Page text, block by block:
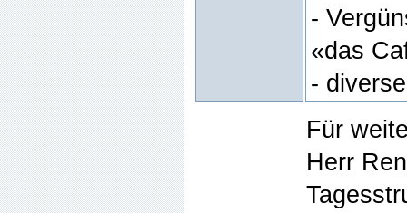
-
«das
-
Für
Herr